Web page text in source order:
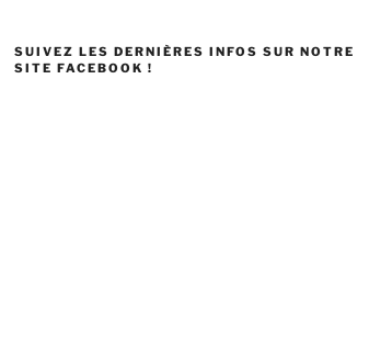
SUIVEZ LES DERNIÈRES INFOS SUR NOTRE
SITE FACEBOOK !